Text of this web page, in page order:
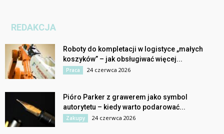
REDAKCJA
Roboty do kompletacji w logistyce „małych
koszyków” – jak obsługiwać więcej...
Praca 24 czerwca 2026
Pióro Parker z grawerem jako symbol
autorytetu – kiedy warto podarować...
Zakupy 24 czerwca 2026